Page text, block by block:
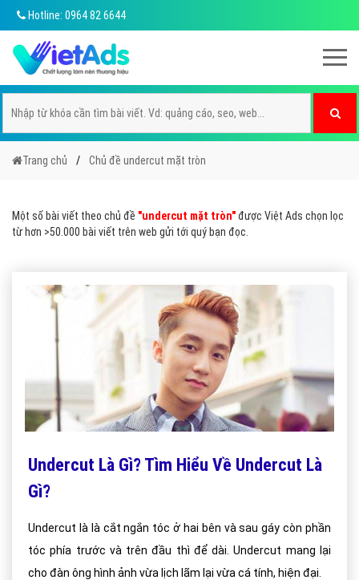
Hotline: 0964 82 6644
Trang chủ Chủ đề undercut mặt tròn
Một số bài viết theo chủ đề "undercut mặt tròn"được Việt Ads chọn lọc
từ hơn >50.000 bài viết trên web gửi tới quý bạn đọc.
Undercut Là Gì? Tìm Hiểu Về Undercut Là
Gì?
Undercut là là cắt ngắn tóc ở hai bên và sau gáy còn phần
tóc phía trước và trên đầu thì để dài. Undercut mang lại
cho đàn ông hình ảnh vừa lịch lãm lại vừa cá tính, hiện đại.